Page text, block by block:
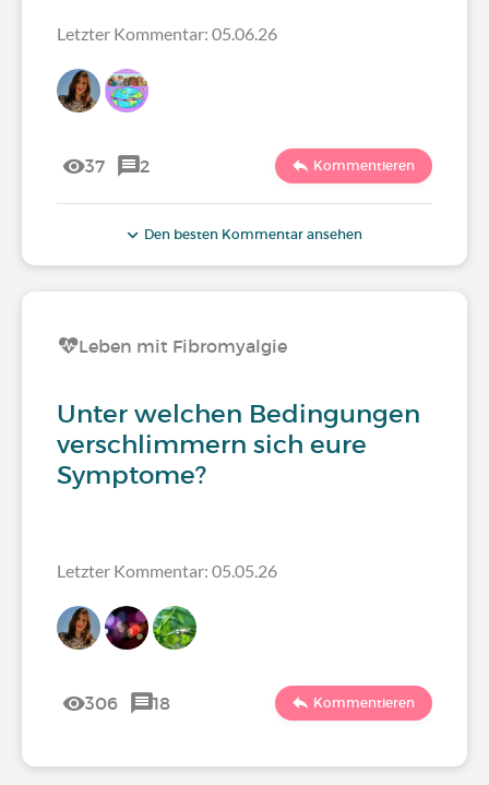
Letzter Kommentar: 05.06.26
37 2 Kommentieren
Den besten Kommentar ansehen
Leben mit Fibromyalgie
Unter welchen Bedingungen
verschlimmern sich eure
Symptome?
Letzter Kommentar: 05.05.26
306 18 Kommentieren